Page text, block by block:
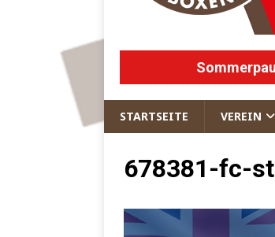
STARTSEITE VEREIN
678381-fc-